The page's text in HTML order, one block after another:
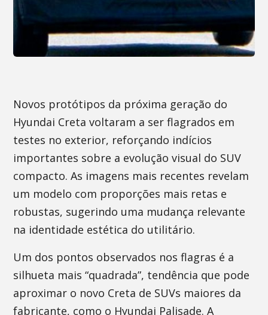
Novos protótipos da próxima geração do
Hyundai Creta voltaram a ser flagrados em
testes no exterior, reforçando indícios
importantes sobre a evolução visual do SUV
compacto. As imagens mais recentes revelam
um modelo com proporções mais retas e
robustas, sugerindo uma mudança relevante
na identidade estética do utilitário.
Um dos pontos observados nos flagras é a
silhueta mais “quadrada”, tendência que pode
aproximar o novo Creta de SUVs maiores da
fabricante, como o Hyundai Palisade. A